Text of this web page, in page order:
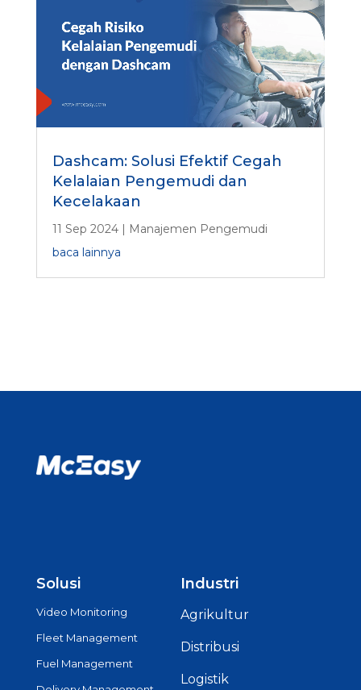
Dashcam: Solusi Efektif Cegah
Kelalaian Pengemudi dan
Kecelakaan
11 Sep 2024| Manajemen Pengemudi
baca lainnya
Solusi
Video Monitoring
Fleet Management
Fuel Management
Industri
Agrikultur
Distribusi
Logistik